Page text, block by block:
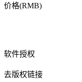
价格(RMB)
软件授权
去版权链接